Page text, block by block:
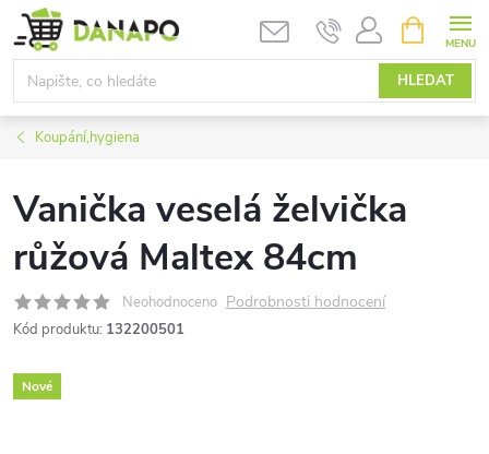
Přejít
na
obsah
HLEDAT
NÁKUPNÍ
KOŠÍK
Koupání,hygiena
Vanička veselá želvička
růžová Maltex 84cm
Neohodnoceno Podrobnosti hodnocení
Kód produktu: 132200501
Nové